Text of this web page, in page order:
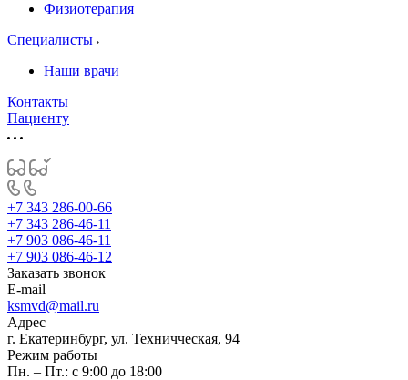
Физиотерапия
Специалисты
Наши врачи
Контакты
Пациенту
+7 343 286-00-66
+7 343 286-46-11
+7 903 086-46-11
+7 903 086-46-12
Заказать звонок
E-mail
ksmvd@mail.ru
Адрес
г. Екатеринбург, ул. Техничческая, 94
Режим работы
Пн. – Пт.: с 9:00 до 18:00